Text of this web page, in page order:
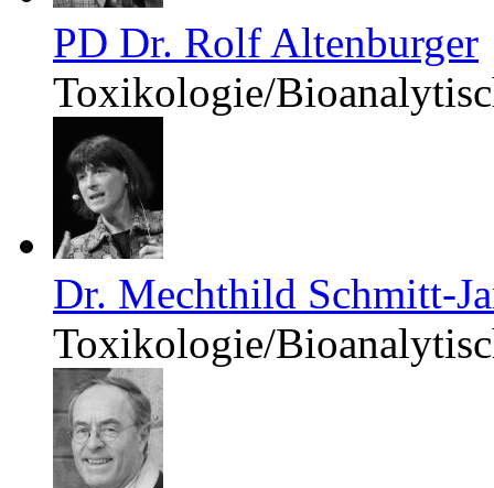
PD Dr. Rolf Altenburger
Toxikologie/
Dr. Mechthild Schmitt-
Toxikologie/